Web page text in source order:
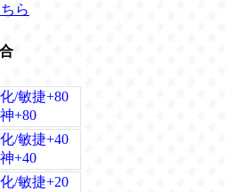
ら
/敏捷+80
+80
/敏捷+40
+40
/敏捷+20